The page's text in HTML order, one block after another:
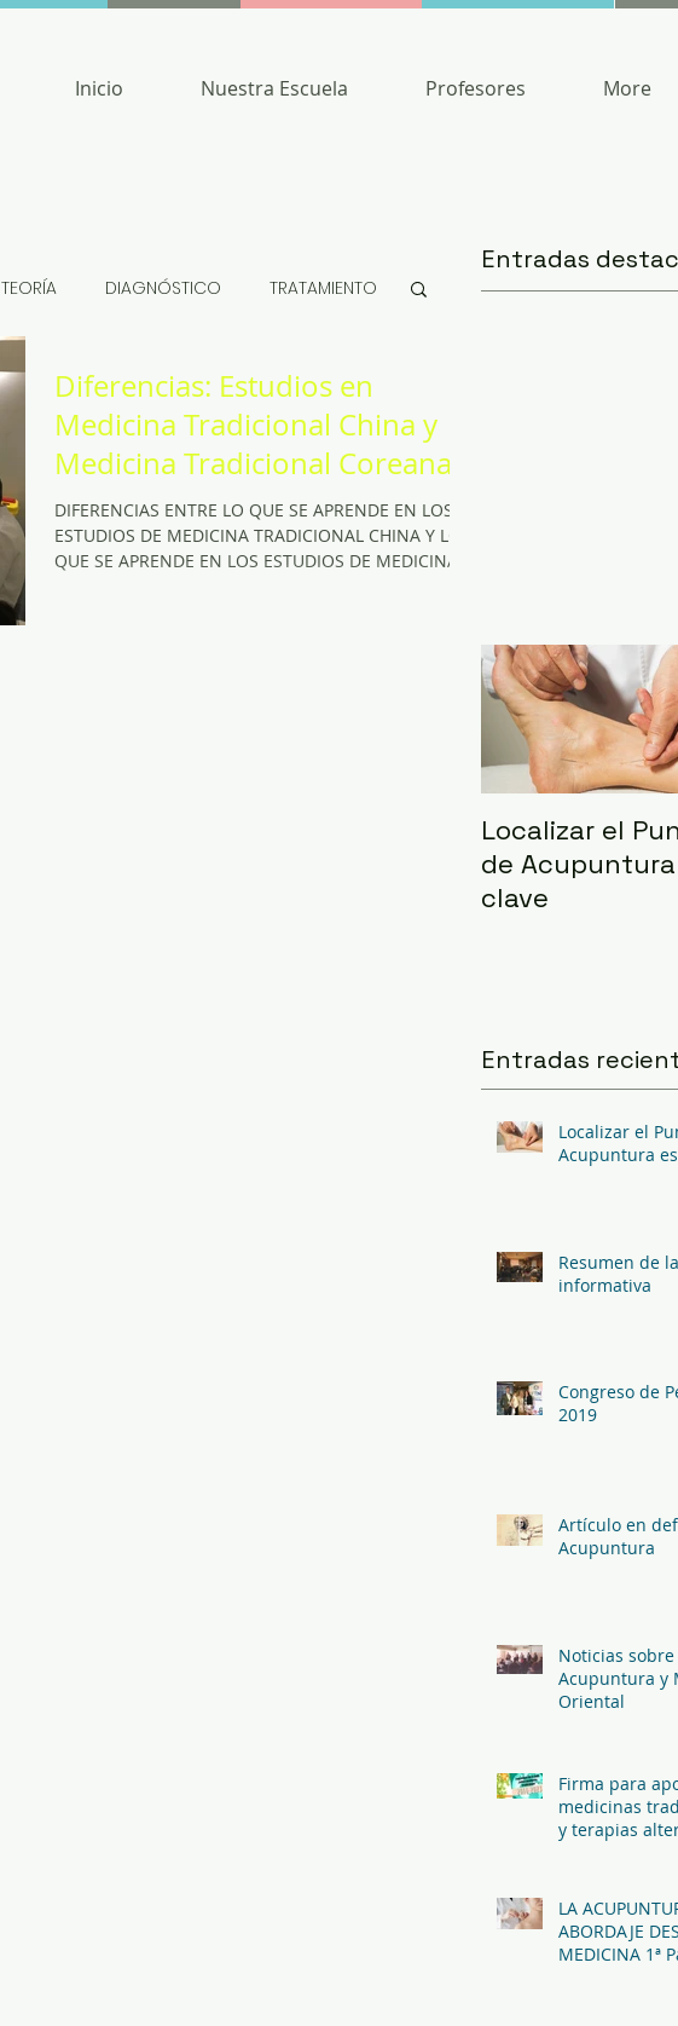
Inicio Nuestra Escuela Profesores More
TEORÍA DIAGNÓSTICO TRATAMIENTO
Diferencias: Estudios en
Medicina Tradicional China y
Medicina Tradicional Coreana
DIFERENCIAS ENTRE LO QUE SE APRENDE EN LOS
ESTUDIOS DE MEDICINA TRADICIONAL CHINA Y LO
QUE SE APRENDE EN LOS ESTUDIOS DE MEDICINA...
Entradas
Localizar el
de
clave
Entradas
Localizar el
Acupuntura
Resumen de
informativa
Congreso de
2019
Artículo en
Acupuntura
Noticias sobre
Acupuntura y
Oriental
Firma para
medicinas
y terapias
LA
ABORDAJE
MEDICINA 1ª